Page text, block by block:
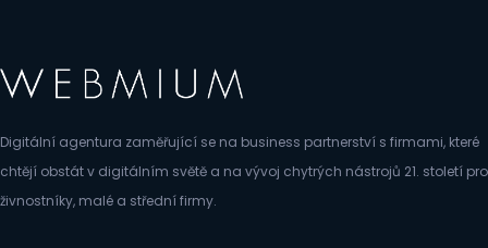
Digitální agentura zaměřující se na business partnerství s firmami, které
chtějí obstát v digitálním světě a na vývoj chytrých nástrojů 21. století pro
živnostníky, malé a střední firmy.